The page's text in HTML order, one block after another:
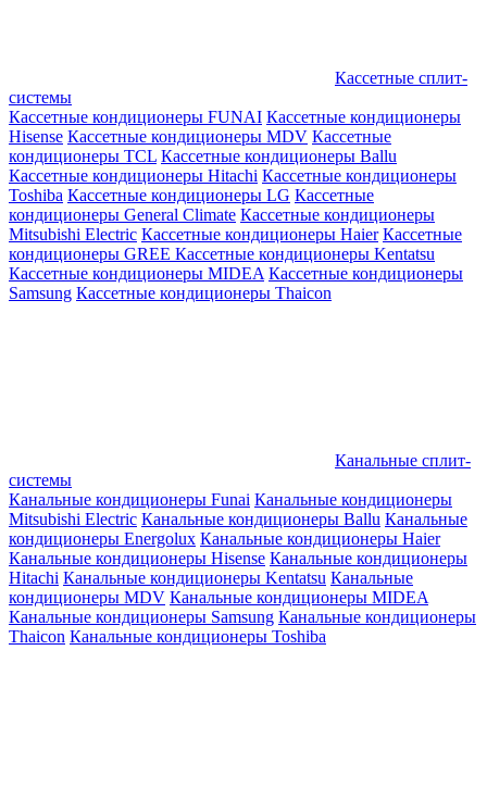
Кассетные сплит-
системы
Кассетные кондиционеры FUNAI Кассетные кондиционеры
Hisense Кассетные кондиционеры MDV Кассетные
кондиционеры TCL Кассетные кондиционеры Ballu
Кассетные кондиционеры Hitachi Кассетные кондиционеры
Toshiba Кассетные кондиционеры LG Кассетные
кондиционеры General Climate Кассетные кондиционеры
Mitsubishi Electric Кассетные кондиционеры Haier Кассетные
кондиционеры GREE Кассетные кондиционеры Kentatsu
Кассетные кондиционеры MIDEA Кассетные кондиционеры
Samsung Кассетные кондиционеры Thaicon
Канальные сплит-
системы
Канальные кондиционеры Funai Канальные кондиционеры
Mitsubishi Electric Канальные кондиционеры Ballu Канальные
кондиционеры Energolux Канальные кондиционеры Haier
Канальные кондиционеры Hisense Канальные кондиционеры
Hitachi Канальные кондиционеры Kentatsu Канальные
кондиционеры MDV Канальные кондиционеры MIDEA
Канальные кондиционеры Samsung Канальные кондиционеры
Thaicon Канальные кондиционеры Toshiba